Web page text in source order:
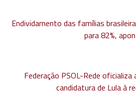
Endividamento das famílias
para 82%,
Federação PSOL-Rede oficializa
candidatura de Lula à